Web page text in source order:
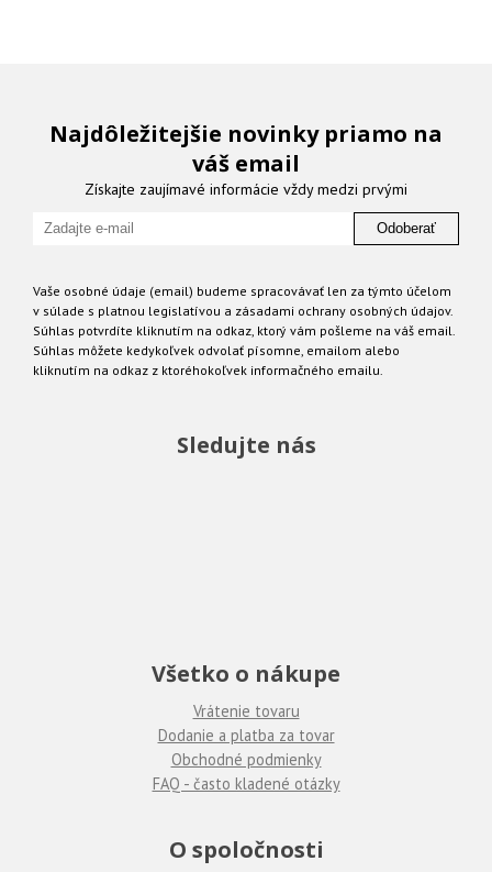
Najdôležitejšie novinky priamo na
váš email
Získajte zaujímavé informácie vždy medzi prvými
Odoberať
Vaše osobné údaje (email) budeme spracovávať len za týmto účelom
v súlade s platnou legislatívou a zásadami ochrany osobných údajov.
Súhlas potvrdíte kliknutím na odkaz, ktorý vám pošleme na váš email.
Súhlas môžete kedykoľvek odvolať písomne, emailom alebo
kliknutím na odkaz z ktoréhokoľvek informačného emailu.
Sledujte nás
Všetko o nákupe
Vrátenie tovaru
Dodanie a platba za tovar
Obchodné podmienky
FAQ - často kladené otázky
O spoločnosti